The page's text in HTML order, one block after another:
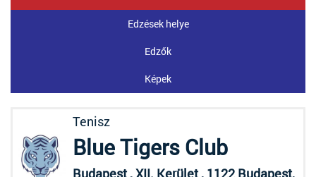
Edzések helye
Edzők
Képek
Tenisz
Blue Tigers Club
Budapest , XII. Kerület , 1122 Budapest,